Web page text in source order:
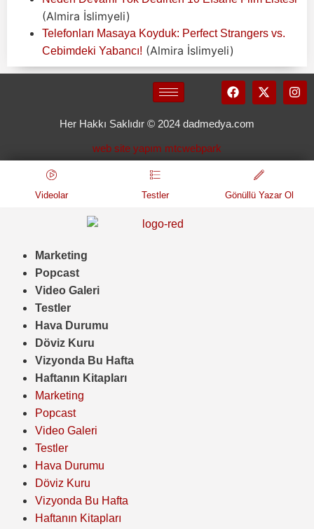
(Almira İslimyeli)
Telefonları Masaya Koyduk: Perfect Strangers vs.
Cebimdeki Yabancı! (Almira İslimyeli)
Her Hakkı Saklıdır © 2024 dadmedya.com
web site yapım mtcwebpark
Videolar Testler Gönüllü Yazar Ol
Marketing
Popcast
Video Galeri
Testler
Hava Durumu
Döviz Kuru
Vizyonda Bu Hafta
Haftanın Kitapları
Marketing
Popcast
Video Galeri
Testler
Hava Durumu
Döviz Kuru
Vizyonda Bu Hafta
Haftanın Kitapları